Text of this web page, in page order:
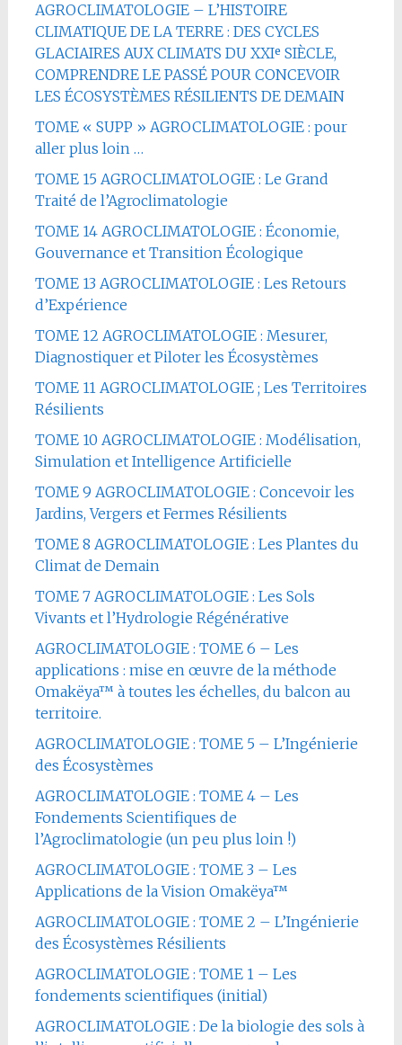
AGROCLIMATOLOGIE – L’HISTOIRE
CLIMATIQUE DE LA TERRE : DES CYCLES
GLACIAIRES AUX CLIMATS DU XXIᵉ SIÈCLE,
COMPRENDRE LE PASSÉ POUR CONCEVOIR
LES ÉCOSYSTÈMES RÉSILIENTS DE DEMAIN
TOME « SUPP » AGROCLIMATOLOGIE : pour
aller plus loin …
TOME 15 AGROCLIMATOLOGIE : Le Grand
Traité de l’Agroclimatologie
TOME 14 AGROCLIMATOLOGIE : Économie,
Gouvernance et Transition Écologique
TOME 13 AGROCLIMATOLOGIE : Les Retours
d’Expérience
TOME 12 AGROCLIMATOLOGIE : Mesurer,
Diagnostiquer et Piloter les Écosystèmes
TOME 11 AGROCLIMATOLOGIE ; Les Territoires
Résilients
TOME 10 AGROCLIMATOLOGIE : Modélisation,
Simulation et Intelligence Artificielle
TOME 9 AGROCLIMATOLOGIE : Concevoir les
Jardins, Vergers et Fermes Résilients
TOME 8 AGROCLIMATOLOGIE : Les Plantes du
Climat de Demain
TOME 7 AGROCLIMATOLOGIE : Les Sols
Vivants et l’Hydrologie Régénérative
AGROCLIMATOLOGIE : TOME 6 – Les
applications : mise en œuvre de la méthode
Omakëya™ à toutes les échelles, du balcon au
territoire.
AGROCLIMATOLOGIE : TOME 5 – L’Ingénierie
des Écosystèmes
AGROCLIMATOLOGIE : TOME 4 – Les
Fondements Scientifiques de
l’Agroclimatologie (un peu plus loin !)
AGROCLIMATOLOGIE : TOME 3 – Les
Applications de la Vision Omakëya™
AGROCLIMATOLOGIE : TOME 2 – L’Ingénierie
des Écosystèmes Résilients
AGROCLIMATOLOGIE : TOME 1 – Les
fondements scientifiques (initial)
AGROCLIMATOLOGIE : De la biologie des sols à